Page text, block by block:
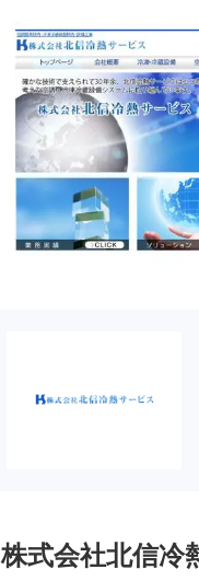
株式会社北信冷